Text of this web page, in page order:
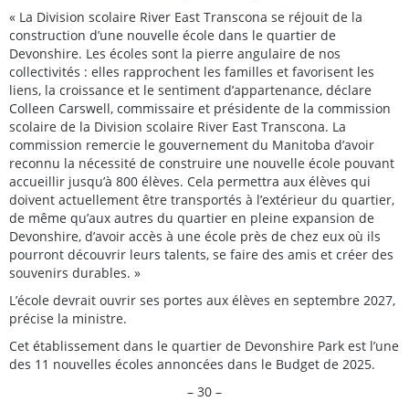
« La Division scolaire River East Transcona se réjouit de la
construction d’une nouvelle école dans le quartier de
Devonshire. Les écoles sont la pierre angulaire de nos
collectivités : elles rapprochent les familles et favorisent les
liens, la croissance et le sentiment d’appartenance, déclare
Colleen Carswell, commissaire et présidente de la commission
scolaire de la Division scolaire River East Transcona. La
commission remercie le gouvernement du Manitoba d’avoir
reconnu la nécessité de construire une nouvelle école pouvant
accueillir jusqu’à 800 élèves. Cela permettra aux élèves qui
doivent actuellement être transportés à l’extérieur du quartier,
de même qu’aux autres du quartier en pleine expansion de
Devonshire, d’avoir accès à une école près de chez eux où ils
pourront découvrir leurs talents, se faire des amis et créer des
souvenirs durables. »
L’école devrait ouvrir ses portes aux élèves en septembre 2027,
précise la ministre.
Cet établissement dans le quartier de Devonshire Park est l’une
des 11 nouvelles écoles annoncées dans le Budget de 2025.
– 30 –